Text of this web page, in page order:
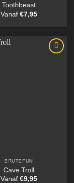
Toothbeast
Vanaf €7,95
BRUTEFUN
Cave Troll
Vanaf €9,95